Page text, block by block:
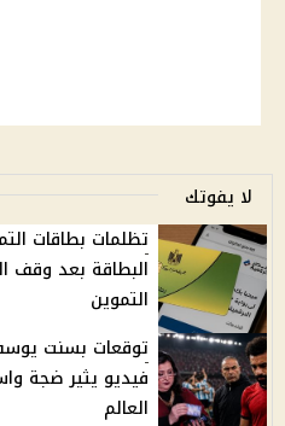
لا يفوتك
تظلمات بطاقات
البطاقة بعد وقف
التموين
توقعات بسنت
فيديو يثير ضجة
العالم